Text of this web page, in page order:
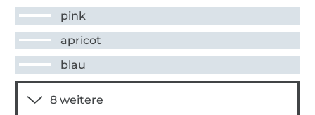
pink
apricot
blau